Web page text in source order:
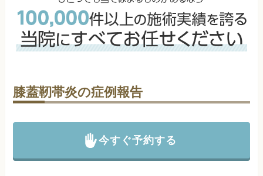
膝蓋靭帯炎の症例報告
今すぐ予約する